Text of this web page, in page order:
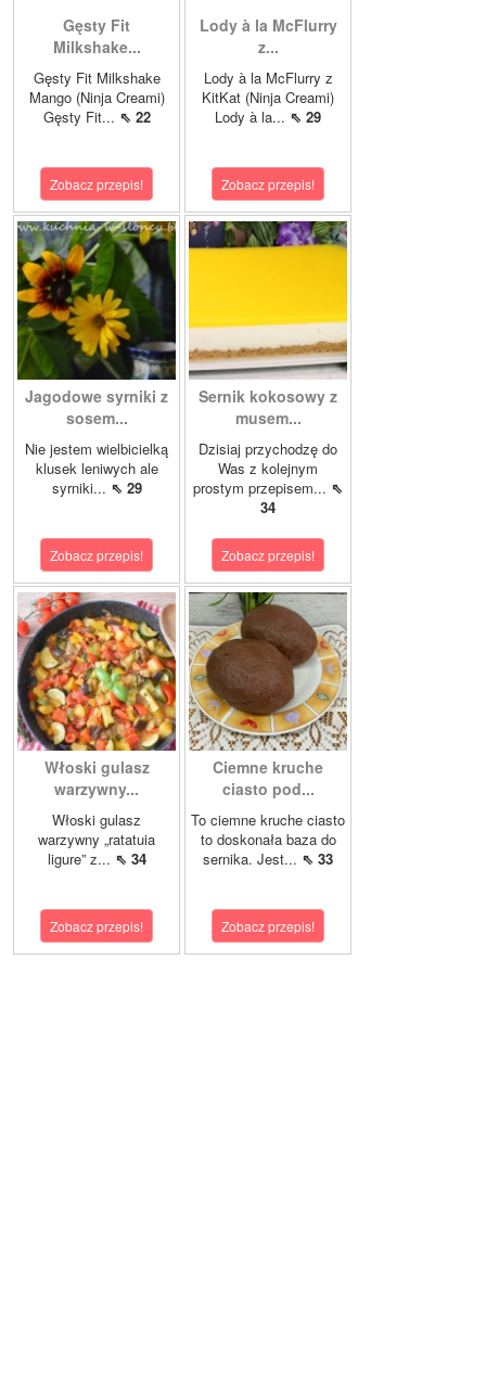
Gęsty Fit
Milkshake...
Gęsty Fit Milkshake
Mango (Ninja Creami)
Gęsty Fit... ⇖ 22
Zobacz przepis!
Lody à la McFlurry
z...
Lody à la McFlurry z
KitKat (Ninja Creami)
Lody à la... ⇖ 29
Zobacz przepis!
Jagodowe syrniki z
sosem...
Nie jestem wielbicielką
klusek leniwych ale
syrniki... ⇖ 29
Zobacz przepis!
Sernik kokosowy z
musem...
Dzisiaj przychodzę do
Was z kolejnym
prostym przepisem... ⇖
34
Zobacz przepis!
Włoski gulasz
warzywny...
Włoski gulasz
warzywny „ratatuia
ligure” z... ⇖ 34
Zobacz przepis!
Ciemne kruche
ciasto pod...
To ciemne kruche ciasto
to doskonała baza do
sernika. Jest... ⇖ 33
Zobacz przepis!